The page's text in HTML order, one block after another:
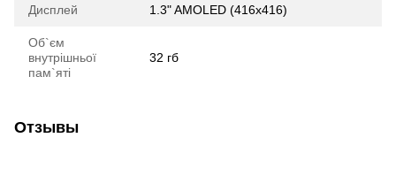
Дисплей 1.3" AMOLED (416x416)
Об`єм
внутрішньої
пам`яті
32 гб
Отзывы